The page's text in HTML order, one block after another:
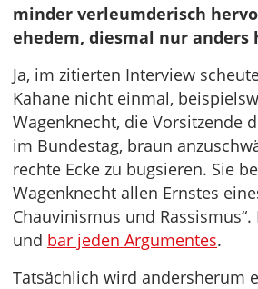
minder verleumderisch
ehedem, diesmal nur
Ja, im zitierten Interview
Kahane nicht einmal,
Wagenknecht, die Vorsitzende
im Bundestag, braun
rechte Ecke zu bugsieren. Sie
Wagenknecht allen Ernstes
Chauvinismus und
und bar jeden Argumentes.
Tatsächlich wird andersherum